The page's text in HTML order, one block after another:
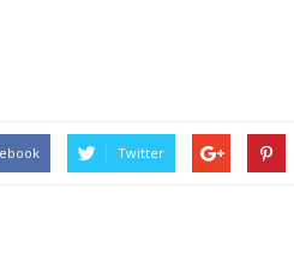
Twitter